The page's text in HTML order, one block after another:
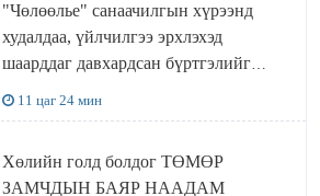
"Чөлөөлье" санаачилгын хүрээнд
худалдаа, үйлчилгээ эрхлэхэд
шаарддаг давхардсан бүртгэлийг
хүчингүй болгох тогтоолын төслийг
баталлаа
11 цаг 24 мин
Хөлийн голд болдог ТӨМӨР
ЗАМЧДЫН БАЯР НААДАМ